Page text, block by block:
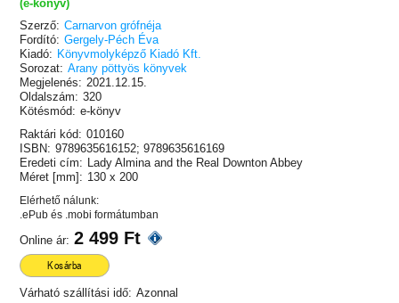
(e-könyv)
Szerző: Carnarvon grófnéja
Fordító: Gergely-Péch Éva
Kiadó: Könyvmolyképző Kiadó Kft.
Sorozat: Arany pöttyös könyvek
Megjelenés: 2021.12.15.
Oldalszám: 320
Kötésmód: e-könyv
Raktári kód: 010160
ISBN: 9789635616152; 9789635616169
Eredeti cím:
Lady Almina and the Real Downton Abbey
Méret [mm]: 130 x 200
Elérhető nálunk:
.ePub és .mobi formátumban
Online ár: 2 499 Ft
Kosárba
Várható szállítási idő: Azonnal